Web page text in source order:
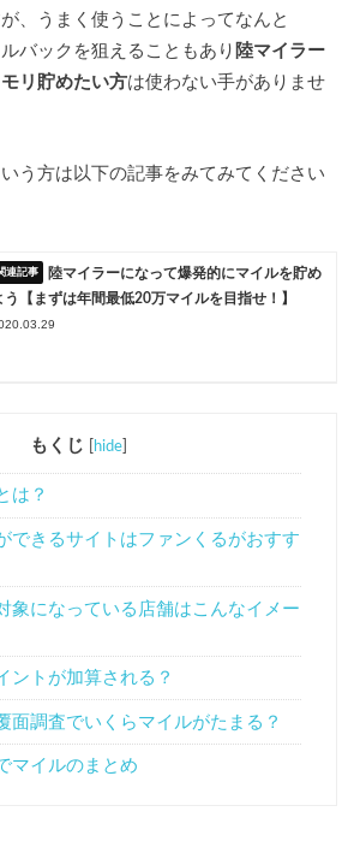
、うまく使うことによってなんと
バックを狙えることもあり 陸マイラー
リ貯めたい方は使わない手がありませ
いう方は以下の記事をみてみてください
陸マイラーになって爆発的にマイルを貯め
う【まずは年間最低20万マイルを目指せ！】
もくじ hide
は？
できるサイトはファンくるがおすす
象になっている店舗はこんなイメー
ントが加算される？
面調査でいくらマイルがたまる？
マイルのまとめ